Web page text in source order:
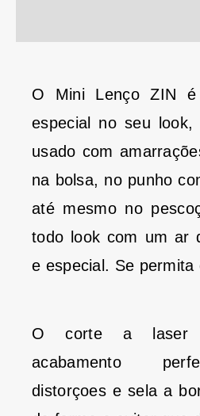
O Mini Lenço ZIN
especial no seu look,
usado com
na bolsa, no punho
até mesmo no
todo look com um ar
e especial. Se permita
O corte a laser
acabamento
distorçoes e sela a